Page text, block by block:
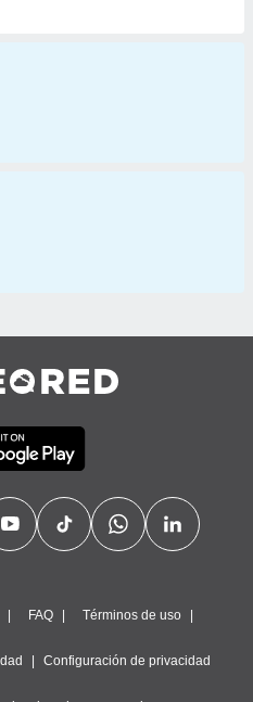
FAQ Términos de uso
Configuración de privacidad